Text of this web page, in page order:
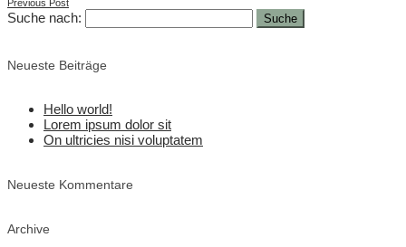
Previous Post
Suche nach:
Neueste Beiträge
Hello world!
Lorem ipsum dolor sit
On ultricies nisi voluptatem
Neueste Kommentare
Archive